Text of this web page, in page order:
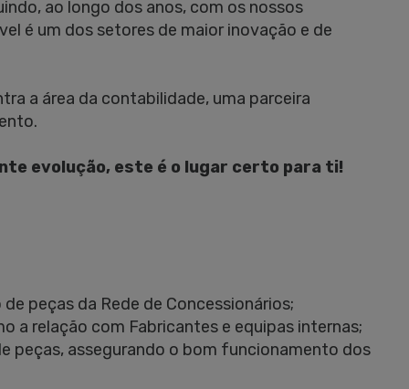
ao longo dos anos, com os nossos
é um dos setores de maior inovação e de
a área da contabilidade, uma parceira
evolução, este é o lugar certo para ti!
peças da Rede de Concessionários;
a relação com Fabricantes e equipas internas;
peças, assegurando o bom funcionamento dos